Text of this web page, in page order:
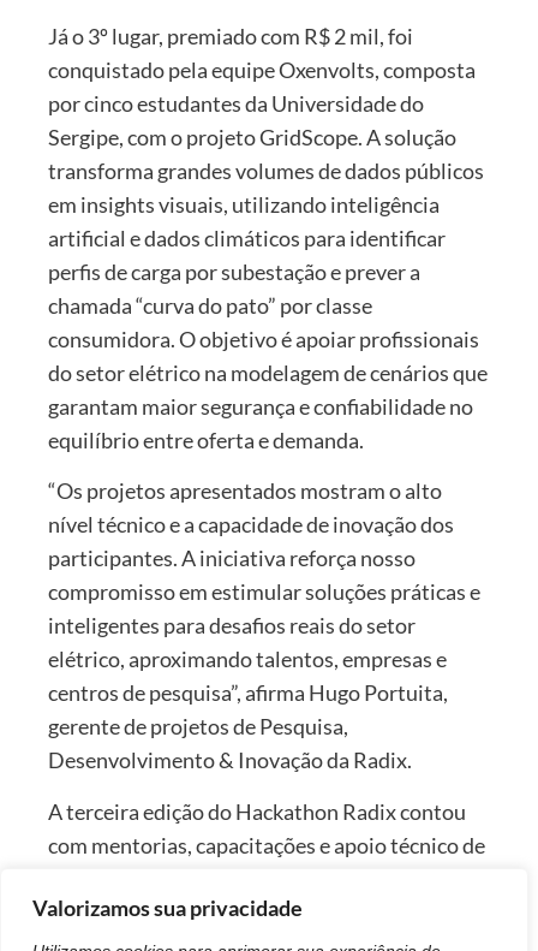
Valorizamos sua privacidade
Já o 3º lugar, premiado com R$ 2 mil, foi
conquistado pela equipe Oxenvolts, composta
por cinco estudantes da Universidade do
Sergipe, com o projeto GridScope. A solução
transforma grandes volumes de dados públicos
em insights visuais, utilizando inteligência
artificial e dados climáticos para identificar
perfis de carga por subestação e prever a
chamada “curva do pato” por classe
consumidora. O objetivo é apoiar profissionais
do setor elétrico na modelagem de cenários que
garantam maior segurança e confiabilidade no
equilíbrio entre oferta e demanda.
“Os projetos apresentados mostram o alto
nível técnico e a capacidade de inovação dos
participantes. A iniciativa reforça nosso
compromisso em estimular soluções práticas e
inteligentes para desafios reais do setor
elétrico, aproximando talentos, empresas e
centros de pesquisa”, afirma Hugo Portuita,
gerente de projetos de Pesquisa,
Desenvolvimento & Inovação da Radix.
A terceira edição do Hackathon Radix contou
com mentorias, capacitações e apoio técnico de
Energia e o Centro de Pesquisas em Energia